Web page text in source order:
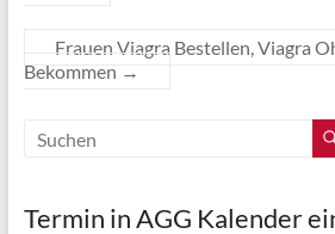
Frauen Viagra Bestellen, Viagra
Bekommen →
Termin in AGG Kalender